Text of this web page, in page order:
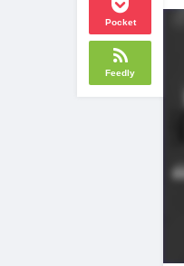
Pocket
Feedly